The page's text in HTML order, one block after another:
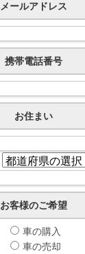
メールアドレス
携帯電話番号
お住まい
お客様のご希望
車の購入
車の売却